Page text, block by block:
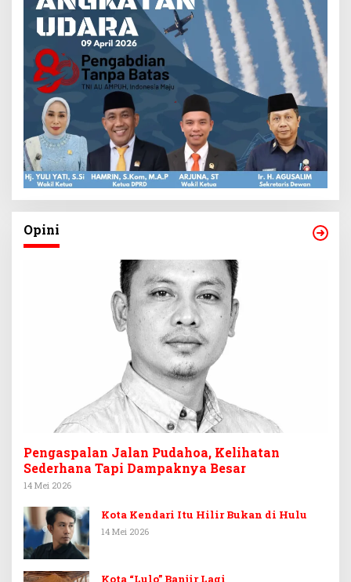
Opini
Pengaspalan Jalan Pudahoa, Kelihatan
Sederhana Tapi Dampaknya Besar
14 Mei 2026
Kota Kendari Itu Hilir Bukan di Hulu
14 Mei 2026
Kota “Lulo” Banjir Lagi